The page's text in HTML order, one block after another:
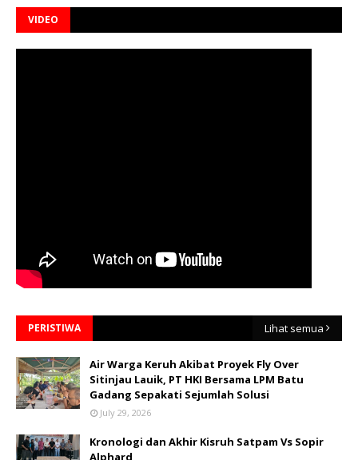
VIDEO
PERISTIWA Lihat semua
Air Warga Keruh Akibat Proyek Fly Over
Sitinjau Lauik, PT HKI Bersama LPM Batu
Gadang Sepakati Sejumlah Solusi
July 29, 2026
Kronologi dan Akhir Kisruh Satpam Vs Sopir
Alphard